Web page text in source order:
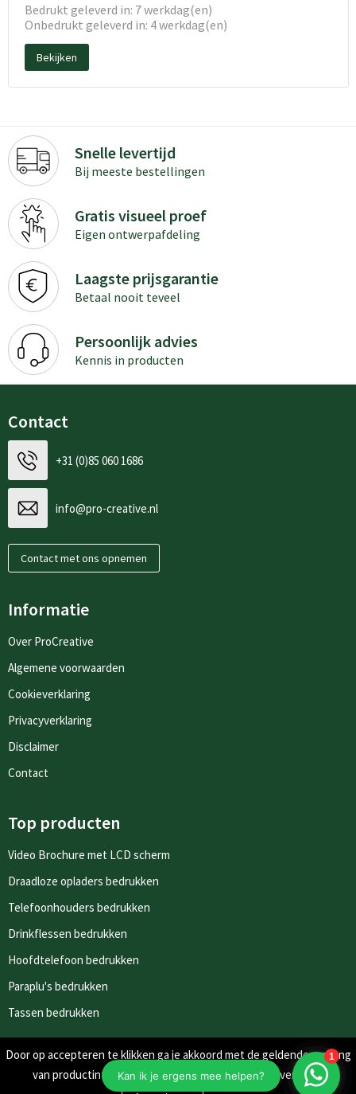
Bedrukt geleverd in: 7 werkdag(en)
Onbedrukt geleverd in: 4 werkdag(en)
Bekijken
Snelle levertijd
Bij meeste bestellingen
Gratis visueel proef
Eigen ontwerpafdeling
Laagste prijsgarantie
Betaal nooit teveel
Persoonlijk advies
Kennis in producten
Contact
+31 (0)85 060 1686
info@pro-creative.nl
Contact met ons opnemen
Informatie
Over ProCreative
Algemene voorwaarden
Cookieverklaring
Privacyverklaring
Disclaimer
Contact
Top producten
Video Brochure met LCD scherm
Draadloze opladers bedrukken
Telefoonhouders bedrukken
Drinkflessen bedrukken
Hoofdtelefoon bedrukken
Paraplu's bedrukken
Tassen bedrukken
Nieuwsbrieven
Door op accepteren te klikken ga je akkoord met de geldende omgang
van productinformatie zoals op de website wordt vermeld.